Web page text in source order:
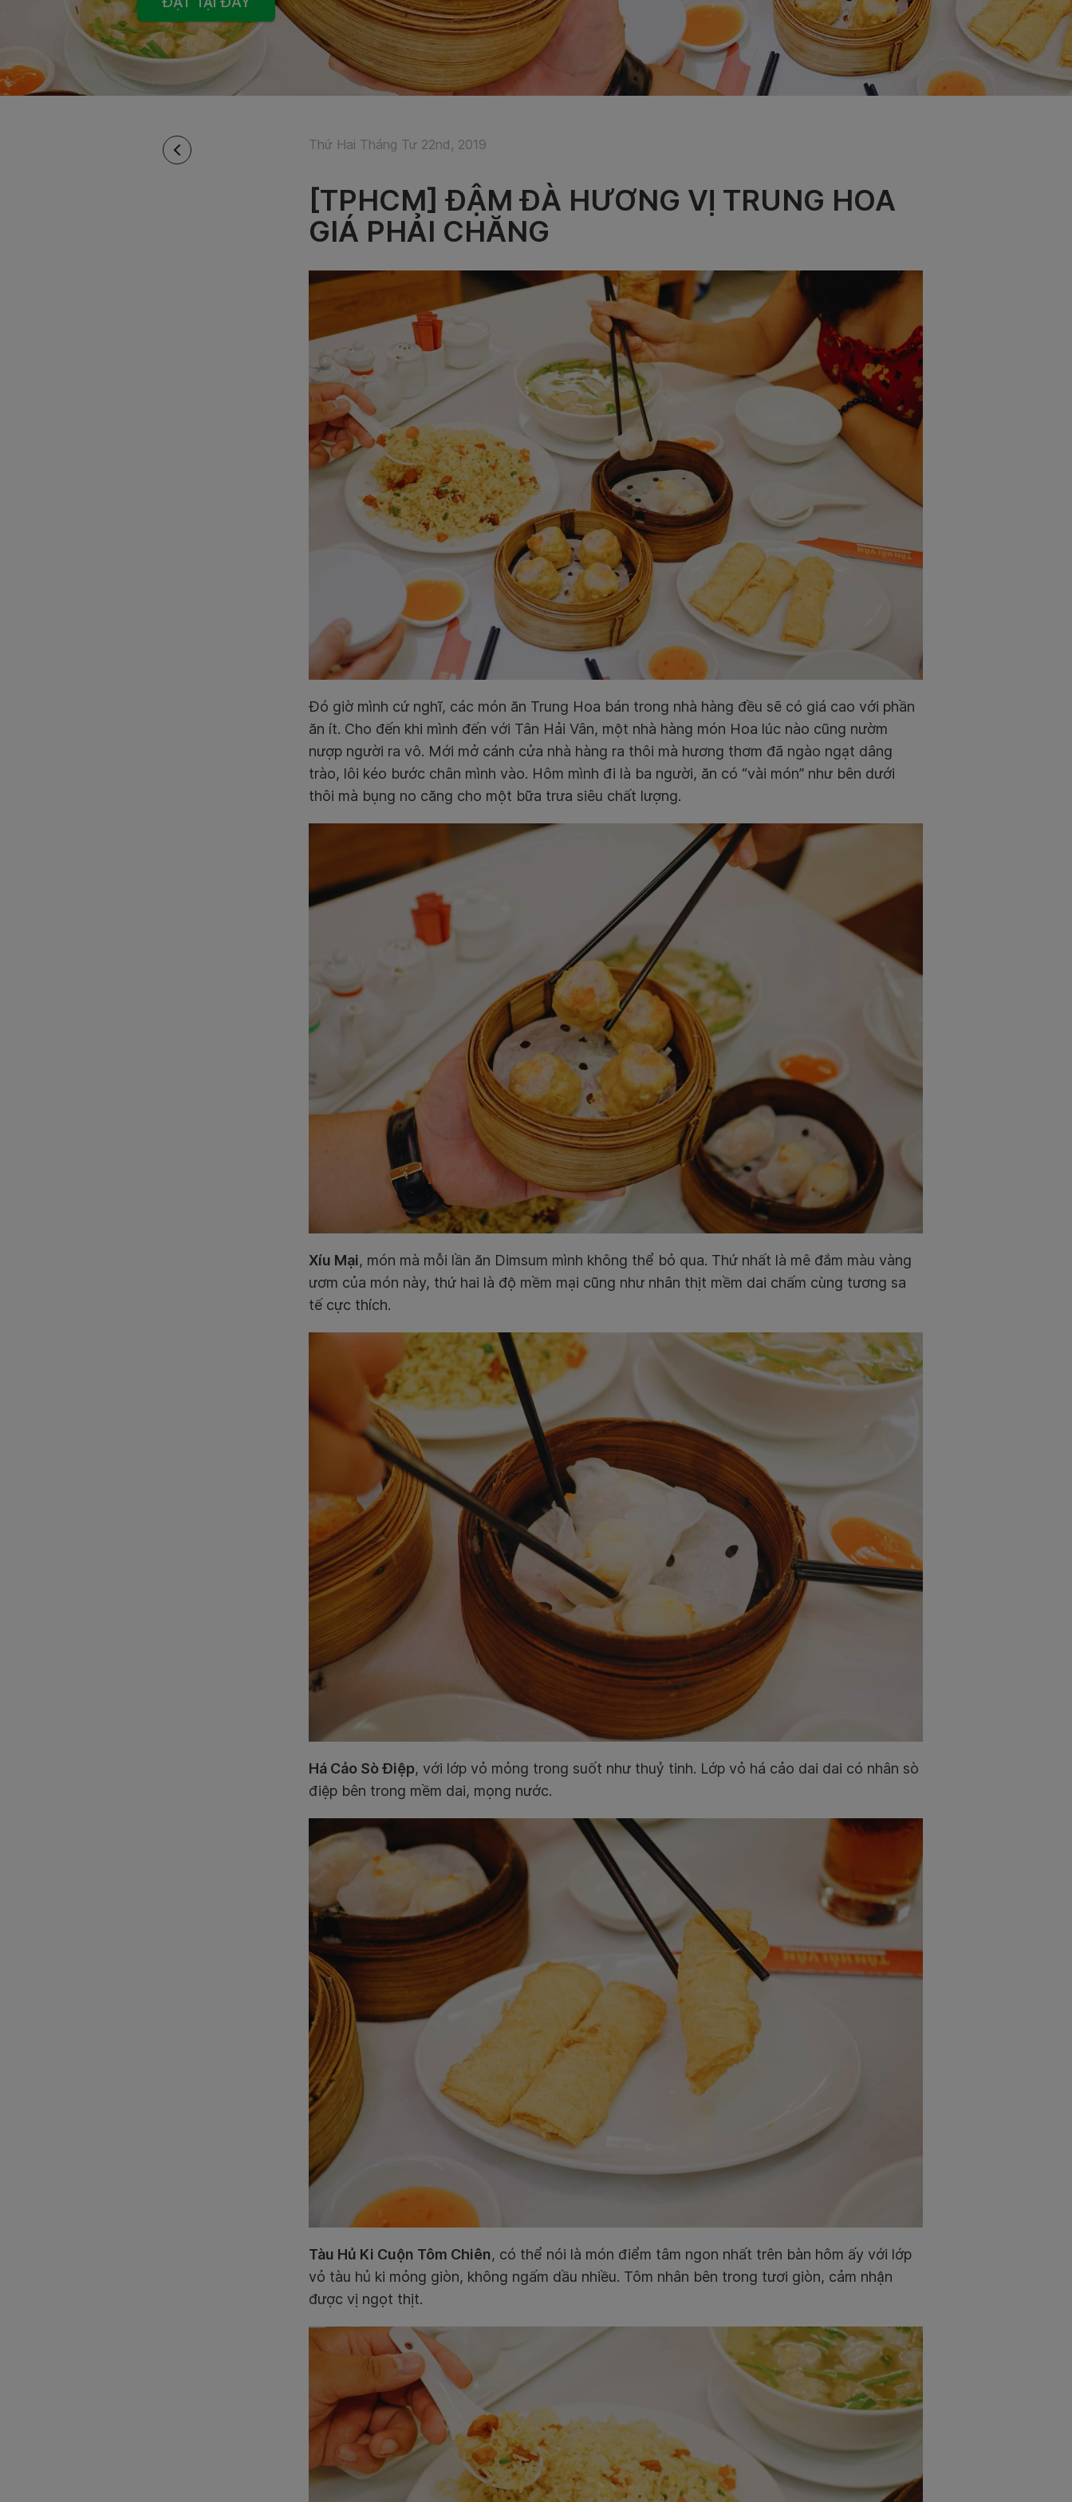
Thứ Hai Tháng Tư 22nd, 2019
[TPHCM] ĐẬM ĐÀ HƯƠNG VỊ TRUNG HOA
GIÁ PHẢI CHĂNG
Đó giờ mình cứ nghĩ, các món ăn Trung Hoa bán trong nhà hàng đều sẽ có giá cao với phần
ăn ít. Cho đến khi mình đến với Tân Hải Vân, một nhà hàng món Hoa lúc nào cũng nườm
nượp người ra vô. Mới mở cánh cửa nhà hàng ra thôi mà hương thơm đã ngào ngạt dâng
trào, lôi kéo bước chân mình vào. Hôm mình đi là ba người, ăn có “vài món” như bên dưới
thôi mà bụng no căng cho một bữa trưa siêu chất lượng.
Xíu Mại, món mà mỗi lần ăn Dimsum mình không thể bỏ qua. Thứ nhất là mê đắm màu vàng
ươm của món này, thứ hai là độ mềm mại cũng như nhân thịt mềm dai chấm cùng tương sa
tế cực thích.
Há Cảo Sò Điệp, với lớp vỏ mỏng trong suốt như thuỷ tinh. Lớp vỏ há cảo dai dai có nhân sò
điệp bên trong mềm dai, mọng nước.
Tàu Hủ Ki Cuộn Tôm Chiên, có thể nói là món điểm tâm ngon nhất trên bàn hôm ấy với lớp
vỏ tàu hủ ki mỏng giòn, không ngấm dầu nhiều. Tôm nhân bên trong tươi giòn, cảm nhận
được vị ngọt thịt.